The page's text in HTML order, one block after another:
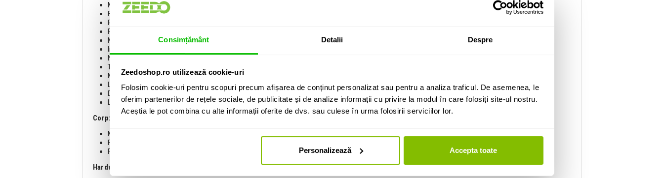
Consimțământ Detalii Despre
Zeedoshop.ro utilizează cookie-uri
Folosim cookie-uri pentru scopuri precum afișarea de conținut personalizat sau pentru a analiza traficul. De asemenea, le
oferim partenerilor de rețele sociale, de publicitate și de analize informații cu privire la modul în care folosiți site-ul nostru.
Aceștia le pot combina cu alte informații oferite de dvs. sau culese în urma folosirii serviciilor lor.
Personalizează Accepta toate
Material: Artar (maple)
Finisaj: Satin urethane
Profil: Modern "C"
Radius tastiera: 9.5" (241 mm)
Material tastiera: Palisandru (rosewood)
Inlay-uri: White dot
Numar taste: 22
Truss rod: Standard
Material: Os sintetic
Latime nut: 1.685" (42.8 mm)
Dimensiune taste: Medium jumbo
Lungime scala: 24" (610 mm)
Corp:
Material: Arin (alder)
Finisaj: Gloss urethane
Forma: Jaguar
Hardware: